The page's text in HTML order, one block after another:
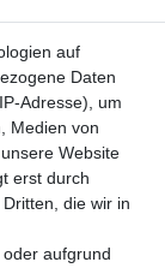
auf
Daten
Adresse), um
Medien von
Website
erst durch
die wir in
aufgrund